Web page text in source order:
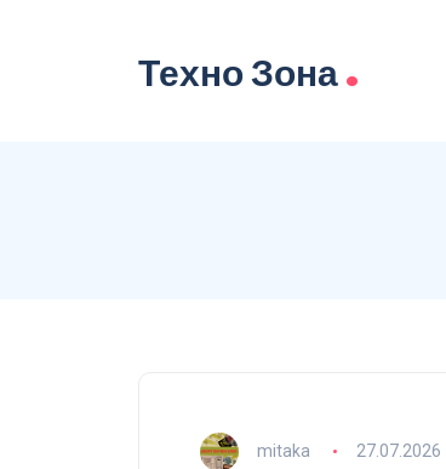
Техно Зона.
mitaka 27.07.2026